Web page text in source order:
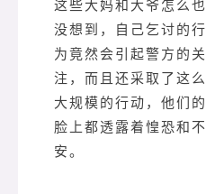
这些大妈和大爷怎么也
没想到，自己乞讨的行
为竟然会引起警方的关
注，而且还采取了这么
大规模的行动，他们的
脸上都透露着惶恐和不
安。